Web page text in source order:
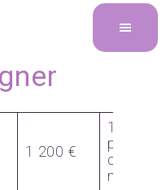
1 200 €
100€/
pdt 1
carte
magasin